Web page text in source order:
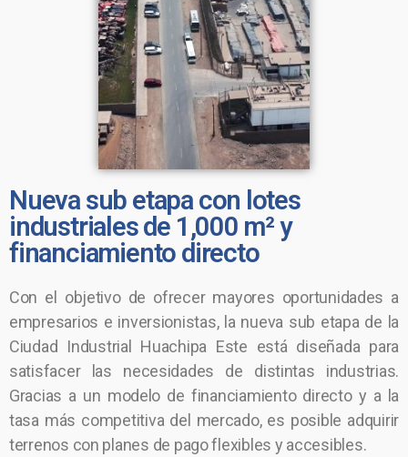
Nueva sub etapa con lotes
industriales de 1,000 m² y
financiamiento directo
Con el objetivo de ofrecer mayores oportunidades a
empresarios e inversionistas, la nueva sub etapa de la
Ciudad Industrial Huachipa Este está diseñada para
satisfacer las necesidades de distintas industrias.
Gracias a un modelo de financiamiento directo y a la
tasa más competitiva del mercado, es posible adquirir
terrenos con planes de pago flexibles y accesibles.